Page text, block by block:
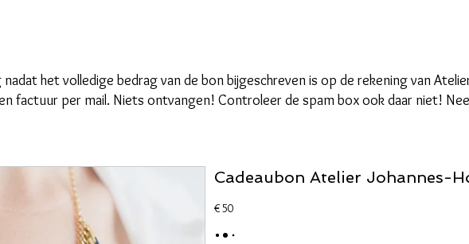
het volledige bedrag van de bon bijgeschreven is op de rekening van
factuur per mail. Niets ontvangen! Controleer de spam box ook daar niet!
Cadeaubon Atelier Johannes-
€ 50